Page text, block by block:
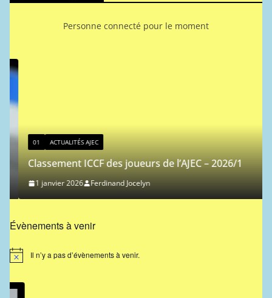
Personne connecté pour le moment
ACTUALITÉS AJEC
Classement ICCF des joueurs de l’AJEC – 2026/1
1 janvier 2026 Ferdinand Jocelyn
Évènements à venir
N
i
Il n’y a pas d’évènements à venir.